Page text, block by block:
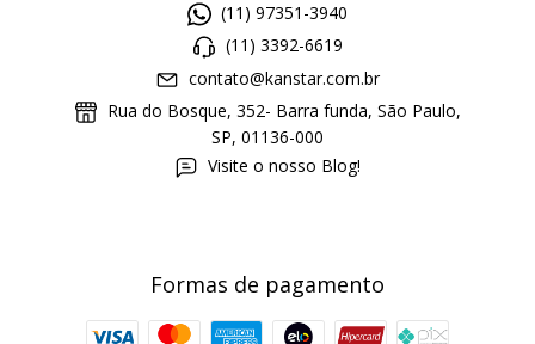
(11) 97351-3940
(11) 3392-6619
contato@kanstar.com.br
Rua do Bosque, 352- Barra funda, São Paulo,
SP, 01136-000
Visite o nosso Blog!
Formas de pagamento